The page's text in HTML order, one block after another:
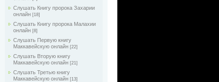
Слушать Книгу пророка Захарии
онлайн [18]
Слушать Книгу пророка Малахии
онлайн [8]
Слушать Первую книгу
Маккавейскую онлайн [22]
Слушать Вторую книгу
Маккавейскую онлайн [21]
Слушать Третью книгу
Маккавейскую онлайн [13]